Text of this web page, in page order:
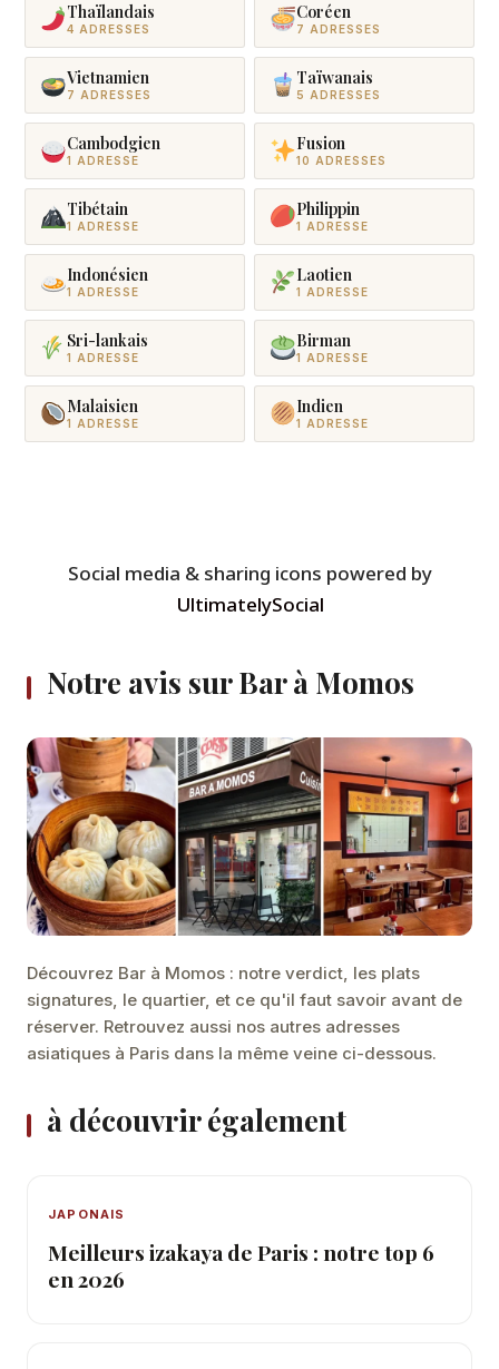
Thaïlandais
4 ADRESSES
Coréen
7 ADRESSES
Vietnamien
7 ADRESSES
Taïwanais
5 ADRESSES
Cambodgien
1 ADRESSE
Fusion
10 ADRESSES
Tibétain
1 ADRESSE
Philippin
1 ADRESSE
Indonésien
1 ADRESSE
Laotien
1 ADRESSE
Sri-lankais
1 ADRESSE
Birman
1 ADRESSE
Malaisien
1 ADRESSE
Indien
1 ADRESSE
Social media & sharing icons powered by
UltimatelySocial
Notre avis sur Bar à Momos
Découvrez Bar à Momos : notre verdict, les plats
signatures, le quartier, et ce qu'il faut savoir avant de
réserver. Retrouvez aussi nos autres adresses
asiatiques à Paris dans la même veine ci-dessous.
à découvrir également
JAPONAIS
Meilleurs izakaya de Paris : notre top 6
en 2026